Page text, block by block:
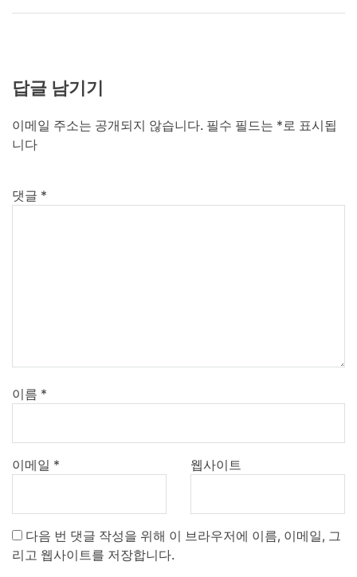
답글 남기기
이메일 주소는 공개되지 않습니다. 필수 필드는 *로 표시됩
니다
댓글 *
이름 *
이메일 * 웹사이트
다음 번 댓글 작성을 위해 이 브라우저에 이름, 이메일, 그
리고 웹사이트를 저장합니다.